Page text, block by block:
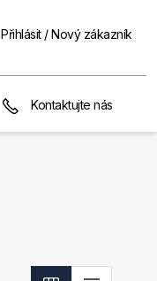
Přihlásit / Nový zákazník
Kontaktujte nás